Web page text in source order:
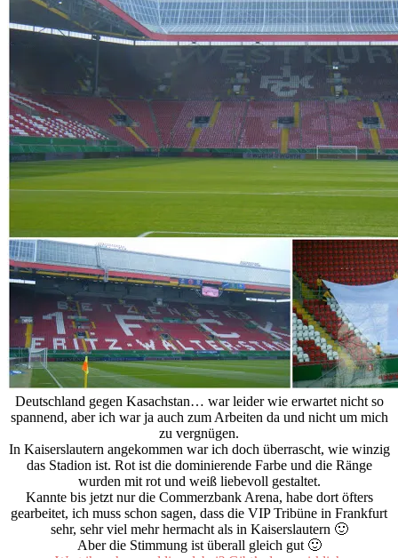
Deutschland gegen Kasachstan… war leider wie erwartet nicht so
spannend, aber ich war ja auch zum Arbeiten da und nicht um mich
zu vergnügen.
In Kaiserslautern angekommen war ich doch überrascht, wie winzig
das Stadion ist. Rot ist die dominierende Farbe und die Ränge
wurden mit rot und weiß liebevoll gestaltet.
Kannte bis jetzt nur die Commerzbank Arena, habe dort öfters
gearbeitet, ich muss schon sagen, dass die VIP Tribüne in Frankfurt
sehr, sehr viel mehr hermacht als in Kaiserslautern 🙂
Aber die Stimmung ist überall gleich gut 🙂